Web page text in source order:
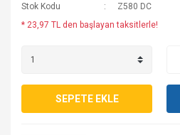
Stok Kodu
Z580 DC
* 23,97 TL den başlayan taksitlerle!
SEPETE EKLE